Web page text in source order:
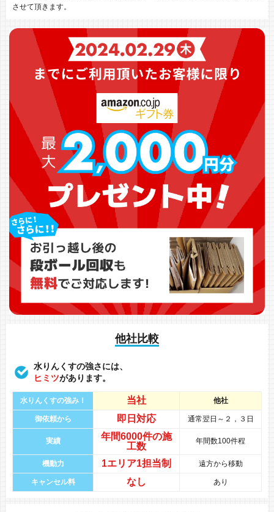
させて頂きます。
他社比較
水りんくすの強さには、
ヒミツがあります。
水りんくすの強み！ 当社 他社
御依頼から 即日対応 通常翌日～２，３日
実績 年間6000件の施
工数
年間数100件程
機動力 1エリア1担当制 遠方から移動
キャンセル料 なし あり